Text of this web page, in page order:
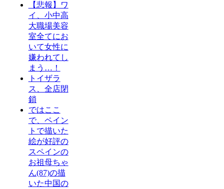
【悲報】ワ
イ、小中高
大職場美容
室全てにお
いて女性に
嫌われてし
まう…！
トイザラ
ス、全店閉
鎖
ではここ
で、ペイン
トで描いた
絵が好評の
スペインの
お祖母ちゃ
ん(87)の描
いた中国の